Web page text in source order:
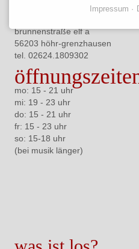
brunnenstraße elf a
56203 höhr-grenzhausen
tel. 02624. 1809302
mo: 15 - 21 uhr
mi: 19 - 23 uhr
do: 15 - 21 uhr
fr: 15 - 23 uhr
so: 15-18 uhr
(bei musik länger)
Impressum